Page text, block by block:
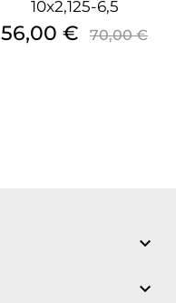
10x2,125-6,5
Prix
56,00 € Prix
70,00 €

